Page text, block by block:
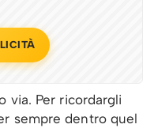
via. Per ricordargli
sempre dentro quel